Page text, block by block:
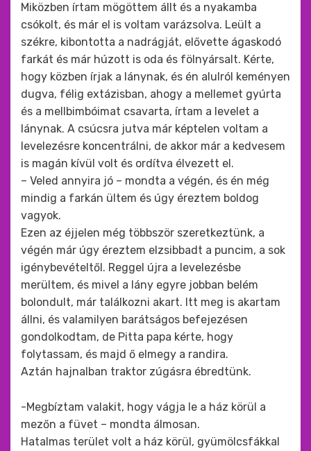
Miközben írtam mögöttem állt és a nyakamba
csókolt, és már el is voltam varázsolva. Leült a
székre, kibontotta a nadrágját, elővette ágaskodó
farkát és már húzott is oda és fölnyársalt. Kérte,
hogy közben írjak a lánynak, és én alulról keményen
dugva, félig extázisban, ahogy a mellemet gyúrta
és a mellbimbóimat csavarta, írtam a levelet a
lánynak. A csúcsra jutva már képtelen voltam a
levelezésre koncentrálni, de akkor már a kedvesem
is magán kívül volt és ordítva élvezett el.
– Veled annyira jó – mondta a végén, és én még
mindig a farkán ültem és úgy éreztem boldog
vagyok.
Ezen az éjjelen még többször szeretkeztünk, a
végén már úgy éreztem elzsibbadt a puncim, a sok
igénybevételtől. Reggel újra a levelezésbe
merültem, és mivel a lány egyre jobban belém
bolondult, már találkozni akart. Itt meg is akartam
állni, és valamilyen barátságos befejezésen
gondolkodtam, de Pitta papa kérte, hogy
folytassam, és majd ő elmegy a randira.
Aztán hajnalban traktor zúgásra ébredtünk.
-Megbíztam valakit, hogy vágja le a ház körül a
mezőn a füvet – mondta álmosan.
Hatalmas terület volt a ház körül, gyümölcsfákkal